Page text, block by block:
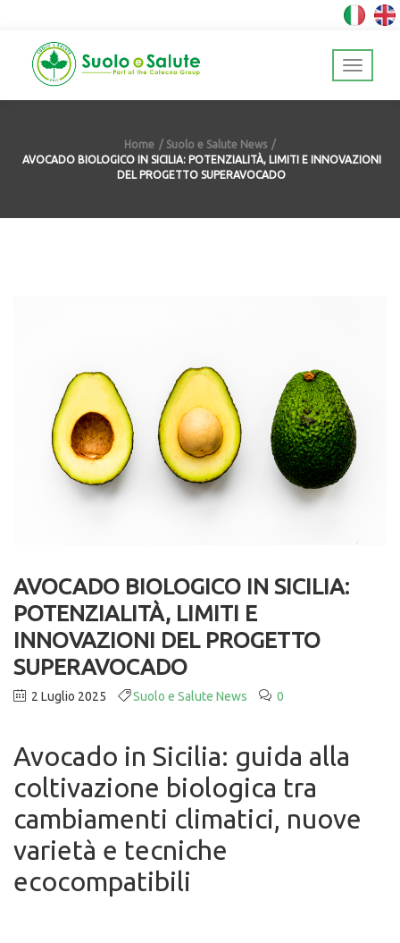
Home
Suolo e Salute News
AVOCADO BIOLOGICO IN SICILIA: POTENZIALITÀ, LIMITI E INNOVAZIONI
DEL PROGETTO SUPERAVOCADO
AVOCADO BIOLOGICO IN SICILIA:
POTENZIALITÀ, LIMITI E
INNOVAZIONI DEL PROGETTO
SUPERAVOCADO
2 Luglio 2025 Suolo e Salute News 0
Avocado in Sicilia: guida alla
coltivazione biologica tra
cambiamenti climatici, nuove
varietà e tecniche
ecocompatibili